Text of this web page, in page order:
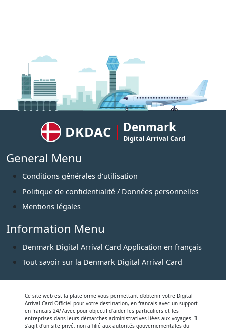
DKDAC Denmark
Digital Arrival Card
General Menu
Conditions générales d'utilisation
Politique de confidentialité / Données personnelles
Mentions légales
Information Menu
Denmark Digital Arrival Card Application en français
Tout savoir sur la Denmark Digital Arrival Card
Ce site web est la plateforme vous permettant d’obtenir votre Digital
Arrival Card Officiel pour votre destination, en francais avec un support
en francais 24/7avec pour objectif d’aider les particuliers et les
entreprises dans leurs démarches administratives liées aux voyages. Il
s'agit d'un site privé, non affilié aux autorités gouvernementales du